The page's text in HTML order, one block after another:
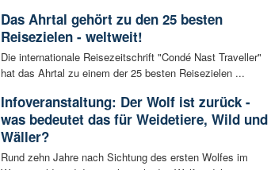
Das Ahrtal gehört zu den 25 besten
Reisezielen - weltweit!
Die internationale Reisezeitschrift "Condé Nast Traveller"
hat das Ahrtal zu einem der 25 besten Reisezielen ...
Infoveranstaltung: Der Wolf ist zurück -
was bedeutet das für Weidetiere, Wild und
Wäller?
Rund zehn Jahre nach Sichtung des ersten Wolfes im